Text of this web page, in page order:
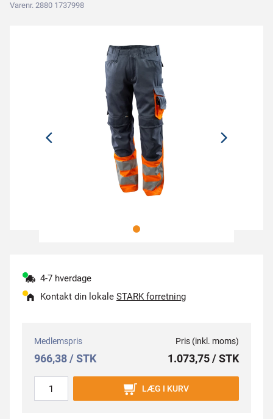
Varenr. 2880 1737998
4-7 hverdage
Kontakt din lokale STARK forretning
Medlemspris
966,38 / STK
Pris (inkl. moms)
1.073,75 / STK
LÆG I KURV